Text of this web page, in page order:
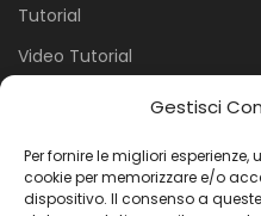
Gestisci
Per fornire le migliori
cookie per memorizzare e/o
dispositivo. Il consenso a
Tutorial
Video Tutorial
Cookie Policy (UE)
PRIVACY E COOKIE
Perché Beecode?